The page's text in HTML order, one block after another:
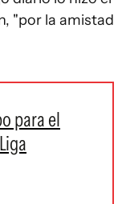
"por la amistad
para el